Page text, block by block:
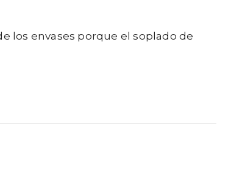
los envases porque el soplado de